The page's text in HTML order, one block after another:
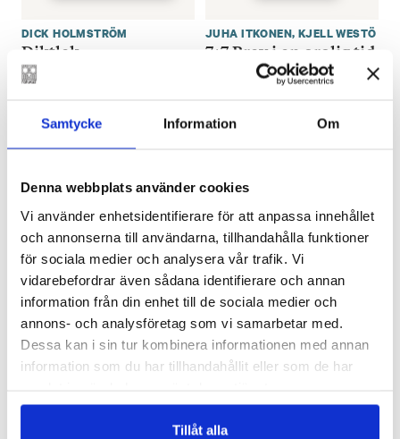
Samtycke Information Om
Denna webbplats använder cookies
Vi använder enhetsidentifierare för att anpassa innehållet
och annonserna till användarna, tillhandahålla funktioner
för sociala medier och analysera vår trafik. Vi
vidarebefordrar även sådana identifierare och annan
information från din enhet till de sociala medier och
annons- och analysföretag som vi samarbetar med.
Dessa kan i sin tur kombinera informationen med annan
information som du har tillhandahållit eller som de har
Tillåt alla
DICK HOLMSTRÖM
Diktlek
€20.00
JUHA ITKONEN, KJELL WESTÖ
7+7 Brev i en orolig tid
28.90
PATRIK BERGHÄLL
Vid dödens portar
€30.90
Mumin och Lilla My
upptäcker: Vilket
väder